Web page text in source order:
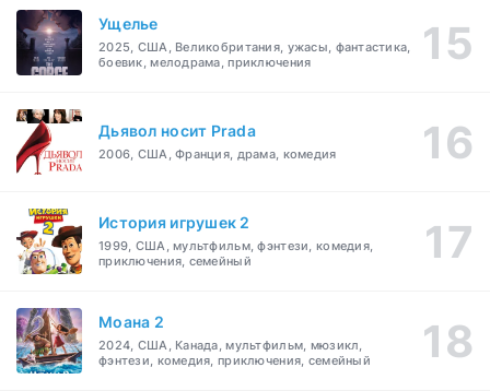
Ущелье
2025, США, Великобритания, ужасы, фантастика,
боевик, мелодрама, приключения
Дьявол носит Prada
2006, США, Франция, драма, комедия
История игрушек 2
1999, США, мультфильм, фэнтези, комедия,
приключения, семейный
Моана 2
2024, США, Канада, мультфильм, мюзикл,
фэнтези, комедия, приключения, семейный